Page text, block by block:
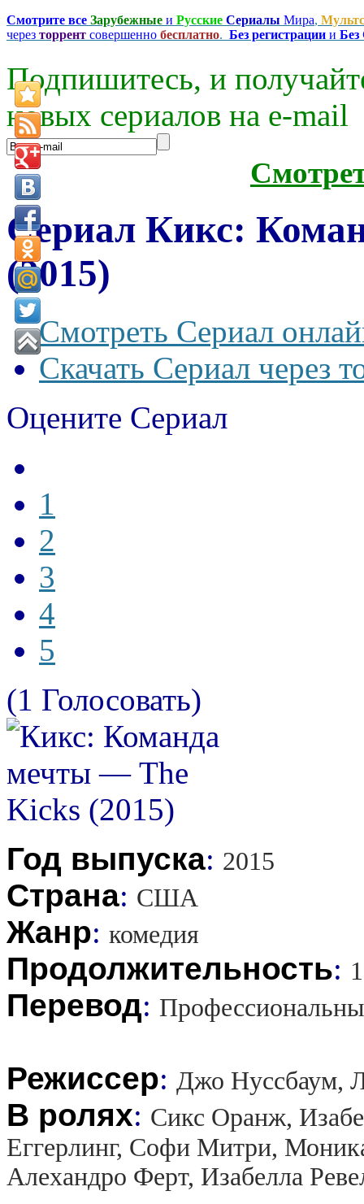
Смотрите все Зарубежные и Русские Сериалы Мира,
через торрент совершенно бесплатно. Без регистрации и
Подпишитесь, и
новых сериалов на e-mаil
Сериал Кикс:
(2015)
Смотреть Сериал
Скачать Сериал через
Оцените Сериал
1
2
3
4
5
(1 Голосовать)
Год выпуска: 2015
Страна: США
Жанр: комедия
Продолжительность:
Перевод:
Режиссер: Джо Нуссбаум,
В ролях: Сикс Оранж,
Еггерлинг, Софи Митри,
Алехандро Ферт, Изабелла